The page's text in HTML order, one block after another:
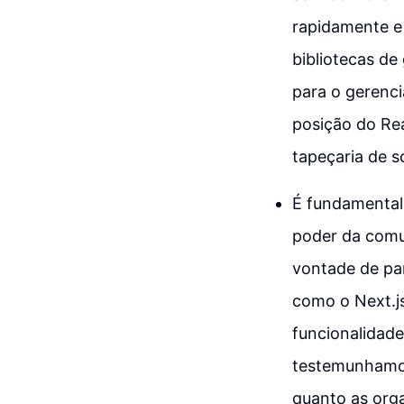
rapidamente
bibliotecas de
para o
posição do
tapeçaria de
É
poder da
vontade de
como o
quanto as